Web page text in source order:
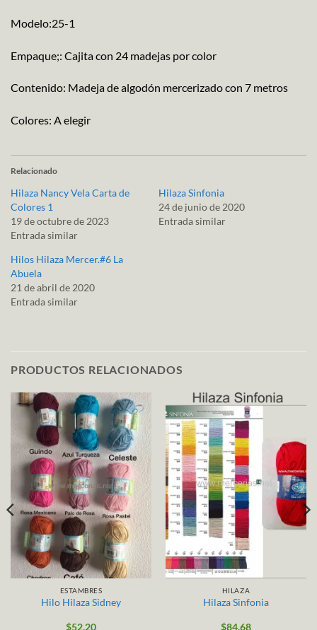
Modelo:25-1
Empaque;: Cajita con 24 madejas por color
Contenido: Madeja de algodón mercerizado con 7 metros
Colores: A elegir
Relacionado
Hilaza Nancy Vela Carta de
Colores 1
19 de octubre de 2023
Entrada similar
Hilaza Sinfonia
24 de junio de 2020
Entrada similar
Hilos Hilaza Mercer.#6 La
Abuela
21 de abril de 2020
Entrada similar
PRODUCTOS RELACIONADOS
ESTAMBRES
Hilo Hilaza Sidney
$52.20
HILAZA
Hilaza Sinfonia
$84.68